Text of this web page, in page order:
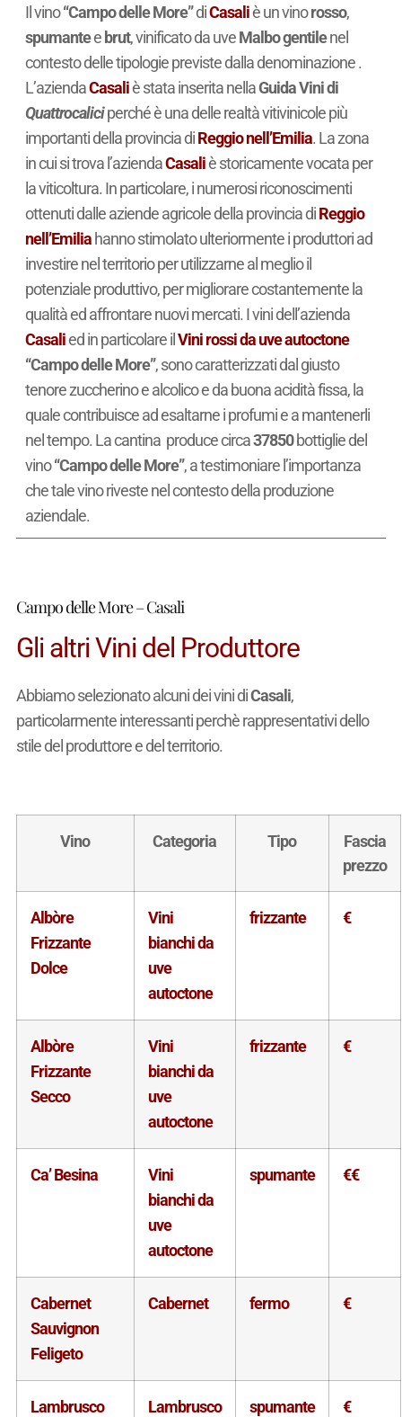
Il vino“Campo delle More”diCasaliè un vinorosso,
spumantee brut, vinificato da uveMalbo gentilenel
contesto delle tipologie previste dalla denominazione .
L’aziendaCasaliè stata inserita nellaGuida Vini di
Quattrocaliciperché è una delle realtà vitivinicole più
importanti della provincia diReggio nell’Emilia. La zona
in cui si trova l’aziendaCasaliè storicamente vocata per
la viticoltura. In particolare, i numerosi riconoscimenti
ottenuti dalle aziende agricole della provincia diReggio
nell’Emiliahanno stimolato ulteriormente i produttori ad
investire nel territorio per utilizzarne al meglio il
potenziale produttivo, per migliorare costantemente la
qualità ed affrontare nuovi mercati. I vini dell’azienda
Casalied in particolare il Vini rossi da uve autoctone
“Campo delle More”, sono caratterizzati dal giusto
tenore zuccherino e alcolico e da buona acidità fissa, la
quale contribuisce ad esaltarne i profumi e a mantenerli
nel tempo. La cantina produce circa37850bottiglie del
vino“Campo delle More”, a testimoniare l’importanza
che tale vino riveste nel contesto della produzione
aziendale.
Campo delle More – Casali
Gli altri Vini del Produttore
Abbiamo selezionato alcuni dei vini diCasali,
particolarmente interessanti perchè rappresentativi dello
stile del produttore e del territorio.
Vino Categoria Tipo
Fascia
prezzo
Albòre
Frizzante
Dolce
Vini
bianchi da
uve
autoctone
frizzante €
Albòre
Frizzante
Secco
Vini
bianchi da
uve
autoctone
frizzante €
Ca’ Besina
Vini
bianchi da
uve
autoctone
spumante €€
Cabernet
Sauvignon
Feligeto
Cabernet fermo €
Lambrusco
Lambrusco spumante €